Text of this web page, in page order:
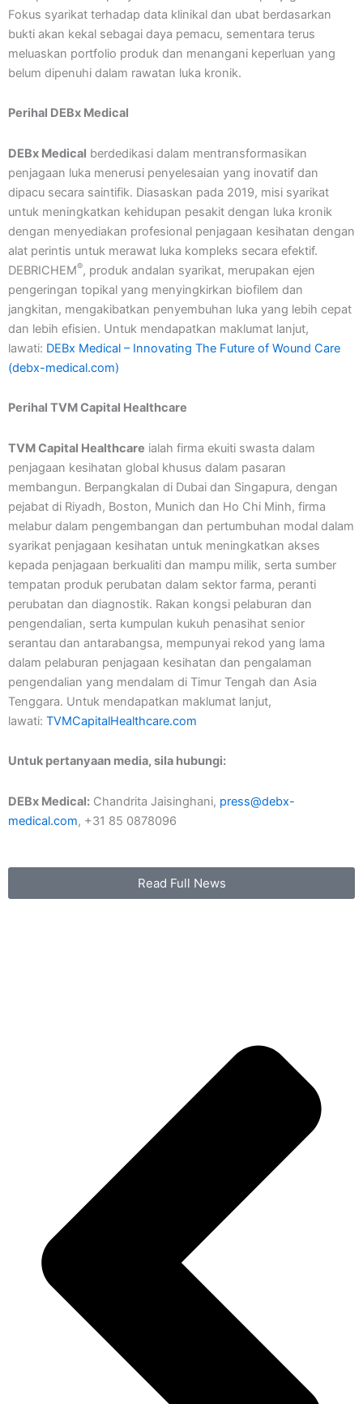
Fokus syarikat terhadap data klinikal dan ubat berdasarkan
bukti akan kekal sebagai daya pemacu, sementara terus
meluaskan portfolio produk dan menangani keperluan yang
belum dipenuhi dalam rawatan luka kronik.
Perihal DEBx Medical
DEBx Medical berdedikasi dalam mentransformasikan
penjagaan luka menerusi penyelesaian yang inovatif dan
dipacu secara saintifik. Diasaskan pada 2019, misi syarikat
untuk meningkatkan kehidupan pesakit dengan luka kronik
dengan menyediakan profesional penjagaan kesihatan dengan
alat perintis untuk merawat luka kompleks secara efektif.
DEBRICHEM®, produk andalan syarikat, merupakan ejen
pengeringan topikal yang menyingkirkan biofilem dan
jangkitan, mengakibatkan penyembuhan luka yang lebih cepat
dan lebih efisien. Untuk mendapatkan maklumat lanjut,
lawati: DEBx Medical – Innovating The Future of Wound Care
(debx-medical.com)
Perihal TVM Capital Healthcare
TVM Capital Healthcare ialah firma ekuiti swasta dalam
penjagaan kesihatan global khusus dalam pasaran
membangun. Berpangkalan di Dubai dan Singapura, dengan
pejabat di Riyadh, Boston, Munich dan Ho Chi Minh, firma
melabur dalam pengembangan dan pertumbuhan modal dalam
syarikat penjagaan kesihatan untuk meningkatkan akses
kepada penjagaan berkualiti dan mampu milik, serta sumber
tempatan produk perubatan dalam sektor farma, peranti
perubatan dan diagnostik. Rakan kongsi pelaburan dan
pengendalian, serta kumpulan kukuh penasihat senior
serantau dan antarabangsa, mempunyai rekod yang lama
dalam pelaburan penjagaan kesihatan dan pengalaman
pengendalian yang mendalam di Timur Tengah dan Asia
Tenggara. Untuk mendapatkan maklumat lanjut,
lawati: TVMCapitalHealthcare.com
Untuk pertanyaan media, sila hubungi:
DEBx Medical: Chandrita Jaisinghani, press@debx-
medical.com, +31 85 0878096
Read Full News